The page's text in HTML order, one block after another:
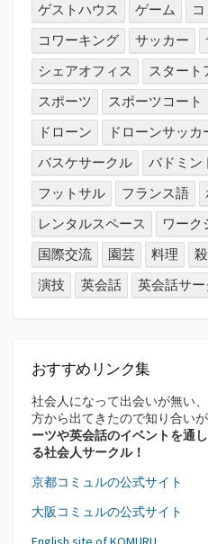
ゲストハウス
ゲーム
コワーキング
サッカー
シェアオフィス
スタート
スポーツ
スポーツコート
ドローン
ドローンサッカ
バスケサークル
バドミン
フットサル
フランス語
レンタルスペース
ワーク
国際交流
園芸 料理
演技
英会話 英会話サ
おすすめリンク集
社会人になって出会いが無い
方から出てきたので知り合い
ーツや英会話のイベントを通
る社会人サークル！
京都コミュルの公式サイト
大阪コミュルの公式サイト